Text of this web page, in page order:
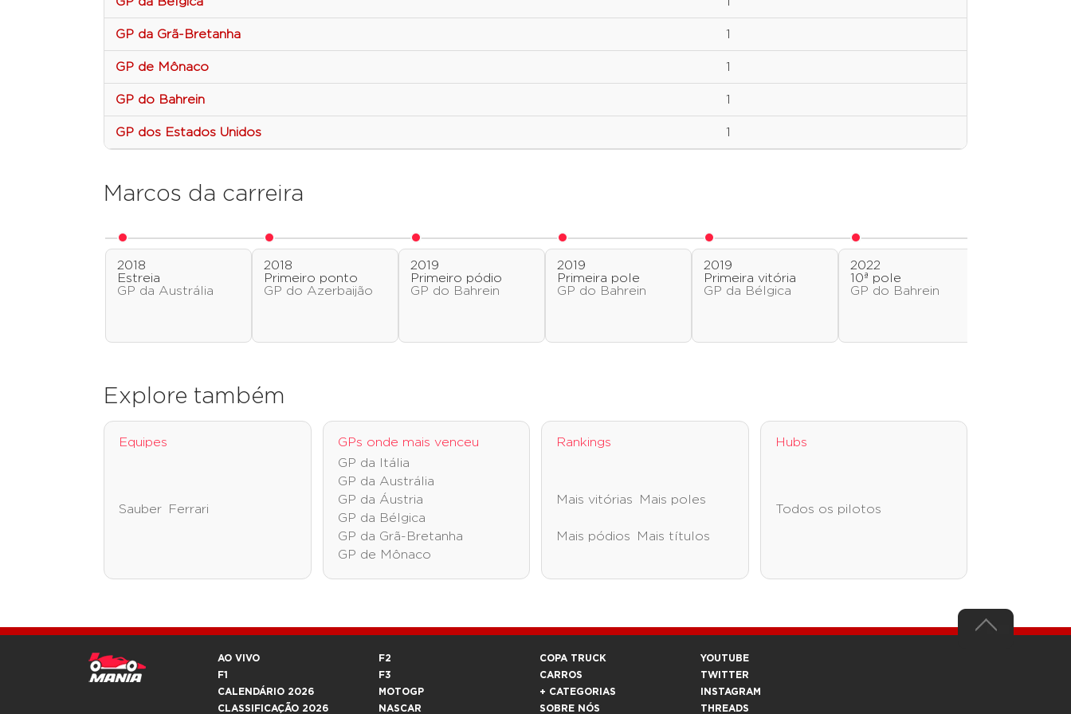
GP da Grã-Bretanha 1
GP de Mônaco 1
GP do Bahrein 1
GP dos Estados Unidos 1
Marcos da carreira
2018
Estreia
GP da Austrália
2018
Primeiro ponto
GP do Azerbaijão
2019
Primeiro pódio
GP do Bahrein
2019
Primeira pole
GP do Bahrein
2019
Primeira vitória
GP da Bélgica
2022
10ª pole
GP do Bahrein
Explore também
Equipes
Sauber Ferrari
GPs onde mais venceu
GP da Itália
GP da Austrália
GP da Áustria
GP da Bélgica
GP da Grã-Bretanha
GP de Mônaco
Rankings
Mais vitórias Mais poles
Mais pódios Mais títulos
Hubs
Todos os pilotos
AO VIVO
F1
CALENDÁRIO 2026
CLASSIFICAÇÃO 2026
F2
F3
MOTOGP
NASCAR
COPA TRUCK
CARROS
+ CATEGORIAS
SOBRE NÓS
YOUTUBE
TWITTER
INSTAGRAM
THREADS